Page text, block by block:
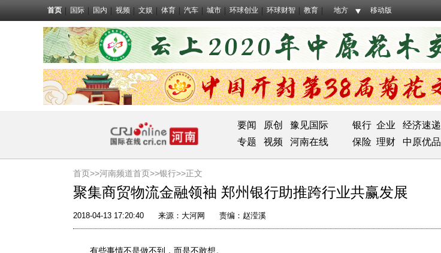
首页 国际 国内 视频 文娱 体育 汽车 城市 环球创业 环球财智 教育 地方 移动版
要闻 原创 豫见国际 银行 企业 经济速递
专题
视频 河南在线 保险 理财 中原优品
首页>>河南频道首页>>银行>>正文
聚集商贸物流金融领袖 郑州银行助推跨行业共赢发展
2018-04-13 17:20:40 来源： 大河网 责编：赵滢溪
有些事情不是做不到，而是不敢想。